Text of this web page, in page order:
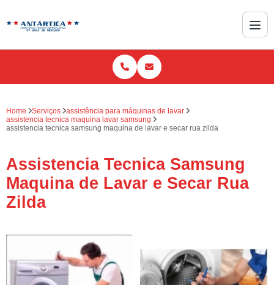
Home Serviços
assistência para máquinas de lavar
assistencia tecnica maquina lavar samsung
assistencia tecnica samsung maquina de lavar e secar rua zilda
Assistencia Tecnica Samsung
Maquina de Lavar e Secar Rua
Zilda